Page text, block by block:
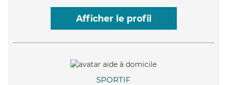
Afficher le profil
SPORTIF